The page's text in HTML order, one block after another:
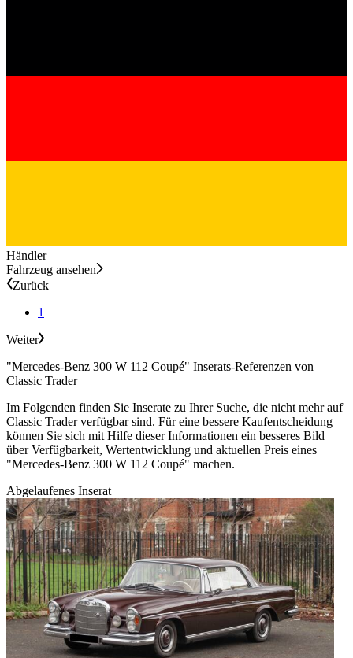
Händler
Fahrzeug ansehen
Zurück
1
Weiter
"Mercedes-Benz 300 W 112 Coupé" Inserats-Referenzen von
Classic Trader
Im Folgenden finden Sie Inserate zu Ihrer Suche, die nicht mehr auf
Classic Trader verfügbar sind. Für eine bessere Kaufentscheidung
können Sie sich mit Hilfe dieser Informationen ein besseres Bild
über Verfügbarkeit, Wertentwicklung und aktuellen Preis eines
"Mercedes-Benz 300 W 112 Coupé" machen.
Abgelaufenes Inserat